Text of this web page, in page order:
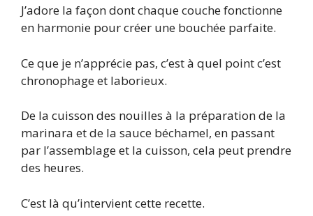
J’adore la façon dont chaque couche fonctionne
en harmonie pour créer une bouchée parfaite.
Ce que je n’apprécie pas, c’est à quel point c’est
chronophage et laborieux.
De la cuisson des nouilles à la préparation de la
marinara et de la sauce béchamel, en passant
par l’assemblage et la cuisson, cela peut prendre
des heures.
C’est là qu’intervient cette recette.